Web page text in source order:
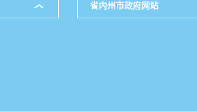
省内州市政府网站